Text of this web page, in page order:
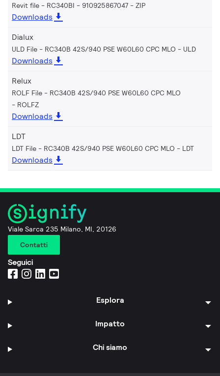
Revit file - RC340BI - 910925867047 ZIP
Downloads
Dialux
ULD File - RC340B 42S/940 PSE W60L60 CPC MLO ULD
Downloads
Relux
ROLF File - RC340B 42S/940 PSE W60L60 CPC MLO
ROLFZ
Downloads
LDT
LDT File - RC340B 42S/940 PSE W60L60 CPC MLO LDT
Downloads
Viale Sarca 235 Milano, MI, 20126
Contatti
Seguici
Esplora
Impatto
Chi siamo